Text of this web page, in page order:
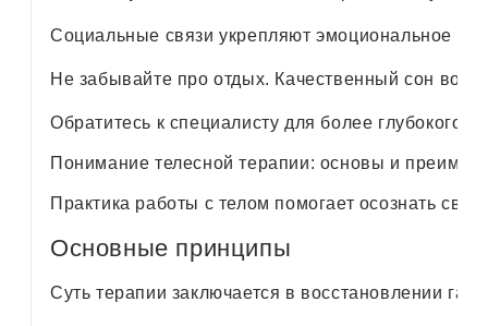
Социальные связи укрепляют эмоциональное
Не забывайте про отдых. Качественный сон
Обратитесь к специалисту для более
Понимание телесной терапии: основы и
Практика работы с телом помогает осознать
Основные принципы
Суть терапии заключается в восстановлении